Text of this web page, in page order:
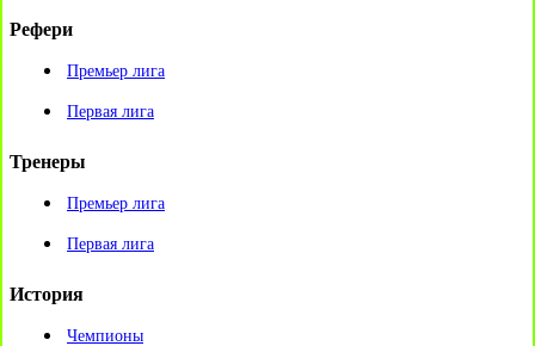
Рефери
Премьер лига
Первая лига
Тренеры
Премьер лига
Первая лига
История
Чемпионы